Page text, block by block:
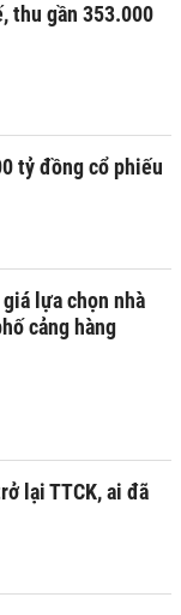
thu gần 353.000
tỷ đồng cổ phiếu
lựa chọn nhà
cảng hàng
lại TTCK, ai đã